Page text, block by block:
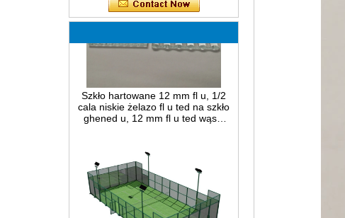
ghened u, 12 mm fl u ted wąski
trzcinowy panel ze szkła
bezpiecznego do dekoracji wnętrz